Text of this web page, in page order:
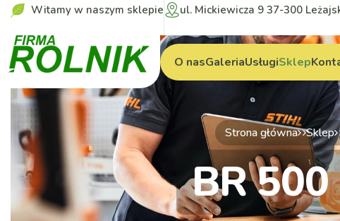
Witamy w naszym sklepie ul. Mickiewicza 9 37-300
O nasGaleriaUsługiSklep
Strona główna Sklep
BR